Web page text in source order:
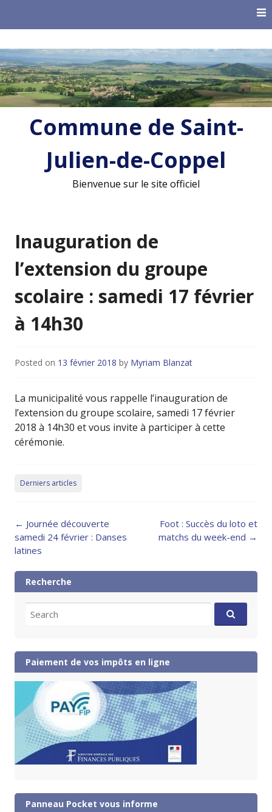
Commune de Saint-
Julien-de-Coppel
Bienvenue sur le site officiel
Inauguration de
l’extension du groupe
scolaire : samedi 17 février
à 14h30
Posted on 13 février 2018 by Myriam Blanzat
La municipalité vous rappelle l’inauguration de
l’extension du groupe scolaire, samedi 17 février
2018 à 14h30 et vous invite à participer à cette
cérémonie.
Derniers articles
Post
navigation
← Journée découverte
samedi 24 février : Danses
latines
Foot : Succès du loto et
matchs du week-end →
Recherche
for:
Paiement de vos impôts en ligne
Panneau Pocket vous informe